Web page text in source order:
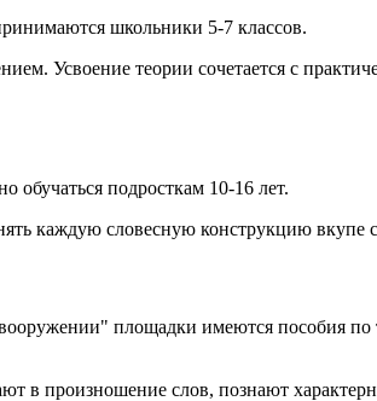
школьники 5-7 классов.
Усвоение теории сочетается с
подросткам 10-16 лет.
каждую словесную конструкцию
площадки имеются пособия
в произношение слов, познают